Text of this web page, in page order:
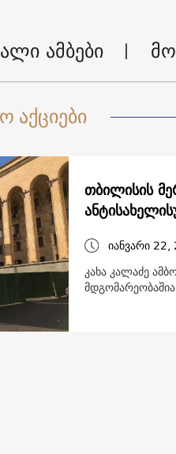
ამბები
აქციები
თბილისის
იანვარი
კახა კალაძე